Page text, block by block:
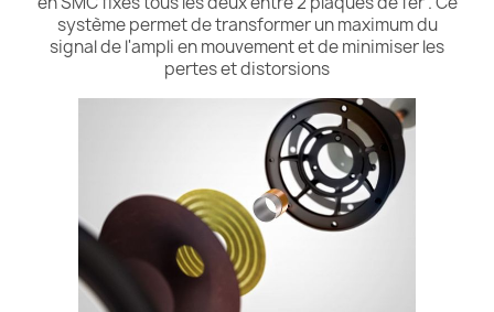
système permet de transformer un maximum du
signal de l'ampli en mouvement et de minimiser les
pertes et distorsions